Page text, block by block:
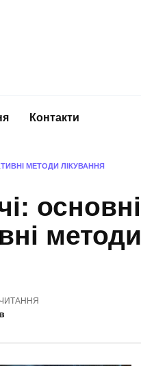
Контакти
МЕТОДИ ЛІКУВАННЯ
основні
методи